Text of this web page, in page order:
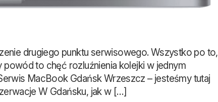
drugiego punktu serwisowego. Wszystko po to,
to chęć rozluźnienia kolejki w jednym
MacBook Gdańsk Wrzeszcz – jesteśmy tutaj
W Gdańsku, jak w […]